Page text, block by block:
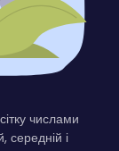
числами
середній і